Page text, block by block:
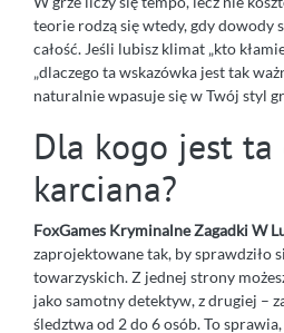
teorie rodzą się wtedy, gdy dowody
całość. Jeśli lubisz klimat „kto
„dlaczego ta wskazówka jest tak
naturalnie wpasuje się w Twój styl
Dla kogo jest ta
karciana?
FoxGames Kryminalne Zagadki W
zaprojektowane tak, by sprawdziło
towarzyskich. Z jednej strony
jako samotny detektyw, z drugiej –
śledztwa od 2 do 6 osób. To